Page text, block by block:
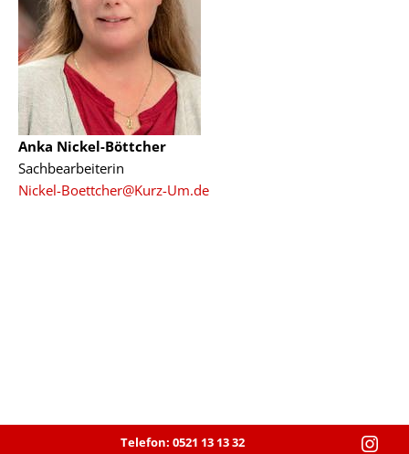
Anka Nickel-Böttcher
Sachbearbeiterin
Nickel-Boettcher@Kurz-Um.de
Telefon: 0521 13 13 32